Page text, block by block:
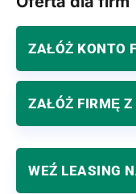
ZAŁÓŻ KONTO
ZAŁÓŻ FIRMĘ
WEŹ LEASING